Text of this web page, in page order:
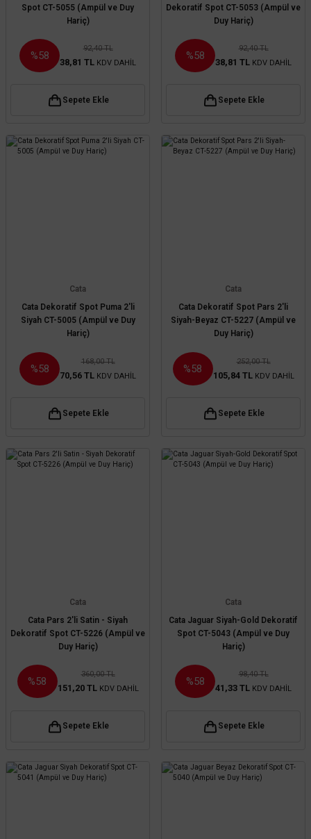
Spot CT-5055 (Ampül ve Duy
Hariç)
%58
92,40 TL
38,81 TL KDV DAHİL
Sepete Ekle
Dekoratif Spot CT-5053 (Ampül ve
Duy Hariç)
%58
92,40 TL
38,81 TL KDV DAHİL
Sepete Ekle
Cata
Cata Dekoratif Spot Puma 2'li
Siyah CT-5005 (Ampül ve Duy
Hariç)
%58
168,00 TL
70,56 TL KDV DAHİL
Sepete Ekle
Cata
Cata Dekoratif Spot Pars 2'li
Siyah-Beyaz CT-5227 (Ampül ve
Duy Hariç)
%58
252,00 TL
105,84 TL KDV DAHİL
Sepete Ekle
Cata
Cata Pars 2'li Satin - Siyah
Dekoratif Spot CT-5226 (Ampül ve
Duy Hariç)
%58
360,00 TL
151,20 TL KDV DAHİL
Sepete Ekle
Cata
Cata Jaguar Siyah-Gold Dekoratif
Spot CT-5043 (Ampül ve Duy
Hariç)
%58
98,40 TL
41,33 TL KDV DAHİL
Sepete Ekle